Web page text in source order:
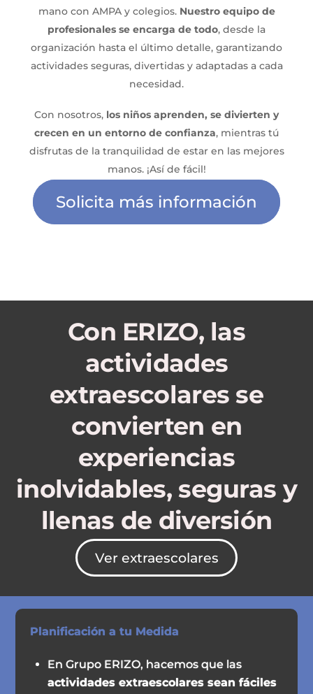
mano con AMPA y colegios. Nuestro equipo de
profesionales se encarga de todo, desde la
organización hasta el último detalle, garantizando
actividades seguras, divertidas y adaptadas a cada
necesidad.
Con nosotros, los niños aprenden, se divierten y
crecen en un entorno de confianza, mientras tú
disfrutas de la tranquilidad de estar en las mejores
manos. ¡Así de fácil!
Solicita más información
Con ERIZO, las
actividades
extraescolares se
convierten en
experiencias
inolvidables, seguras y
llenas de diversión
Ver extraescolares
Planificación a tu Medida
En Grupo ERIZO, hacemos que las
actividades extraescolares sean fáciles